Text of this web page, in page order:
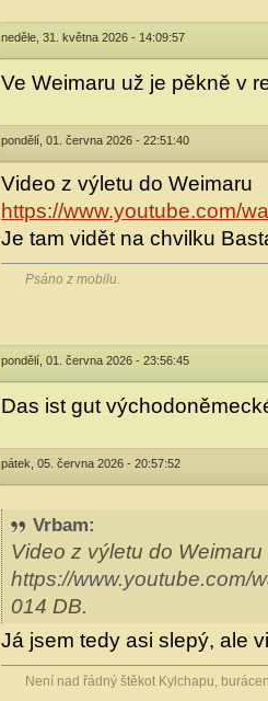
neděle, 31. května 2026 - 14:09:57
Ve Weimaru už je pěkně v
pondělí, 01. června 2026 - 22:51:40
Video z výletu do Weimaru
https://www.youtube.com/
Je tam vidět na chvilku
Psáno z mobilu.
pondělí, 01. června 2026 - 23:56:45
Das ist gut
pátek, 05. června 2026 - 20:57:52
Vrbam:
Video z výletu do Weimaru
https://www.youtube.com/
014 DB.
Já jsem tedy asi slepý, ale
Není nad řádný štěkot Kylchapu,